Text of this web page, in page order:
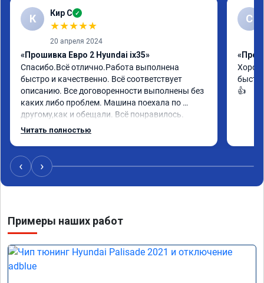
К Кир С ✓
★★★★★
20 апреля 2024
«Прошивка Евро 2 Hyundai ix35»
Спасибо.Всё отлично.Работа выполнена
быстро и качественно. Всё соответствует
описанию. Все договоренности выполнены без
каких либо проблем. Машина поехала по
другому,как и обещали. Всё понравилось.
Рекомендую данную компанию.
Читать полностью
С
👍
‹ ›
Примеры наших работ